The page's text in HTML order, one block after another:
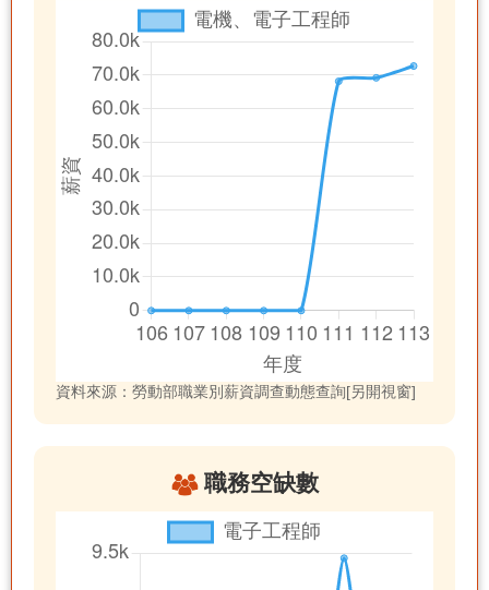
資料來源：勞動部職業別薪資調查動態查詢[另開視窗]
職務空缺數